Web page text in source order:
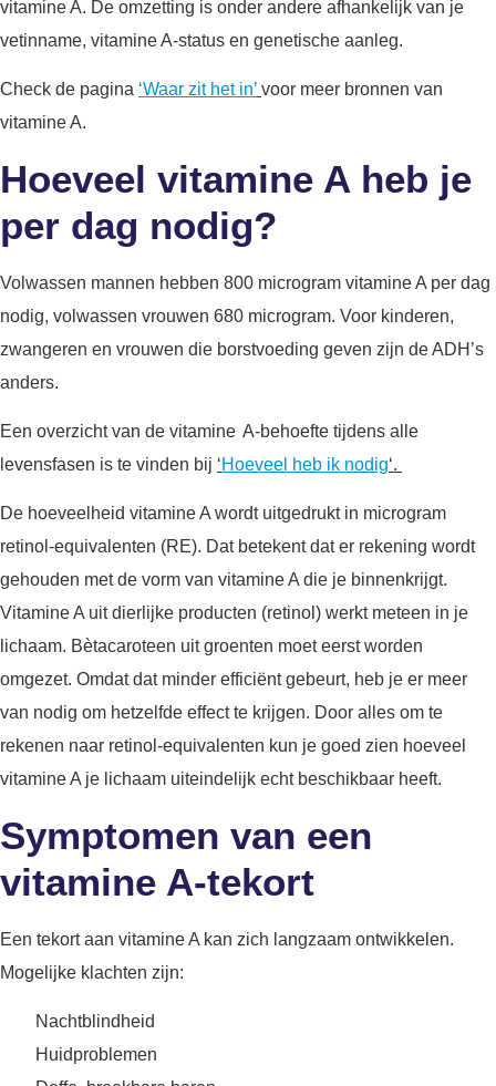
vitamine A. De omzetting is onder andere afhankelijk van je
vetinname, vitamine A-status en genetische aanleg.
Check de pagina ‘Waar zit het in’ voor meer bronnen van
vitamine A.
Hoeveel vitamine A heb je
per dag nodig?
Volwassen mannen hebben 800 microgram vitamine A per dag
nodig, volwassen vrouwen 680 microgram. Voor kinderen,
zwangeren en vrouwen die borstvoeding geven zijn de ADH’s
anders.
Een overzicht van de vitamine A-behoefte tijdens alle
levensfasen is te vinden bij ‘Hoeveel heb ik nodig‘.
De hoeveelheid vitamine A wordt uitgedrukt in microgram
retinol-equivalenten (RE). Dat betekent dat er rekening wordt
gehouden met de vorm van vitamine A die je binnenkrijgt.
Vitamine A uit dierlijke producten (retinol) werkt meteen in je
lichaam. Bètacaroteen uit groenten moet eerst worden
omgezet. Omdat dat minder efficiënt gebeurt, heb je er meer
van nodig om hetzelfde effect te krijgen. Door alles om te
rekenen naar retinol-equivalenten kun je goed zien hoeveel
vitamine A je lichaam uiteindelijk echt beschikbaar heeft.
Symptomen van een
vitamine A-tekort
Een tekort aan vitamine A kan zich langzaam ontwikkelen.
Mogelijke klachten zijn:
Nachtblindheid
Huidproblemen